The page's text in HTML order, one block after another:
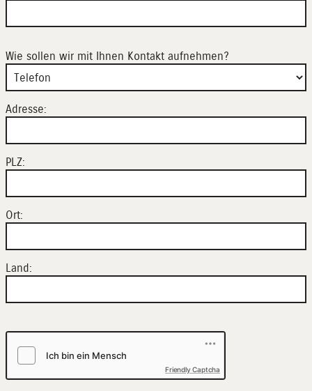
Wie sollen wir mit Ihnen Kontakt aufnehmen?
Adresse:
PLZ:
Ort:
Land:
Friendly Captcha